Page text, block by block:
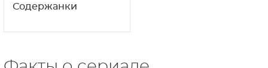
Содержанки